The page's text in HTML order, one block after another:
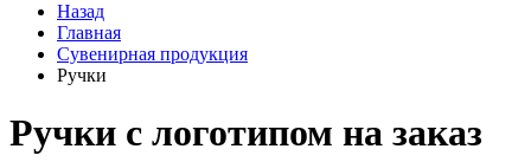
Назад
Главная
Сувенирная продукция
Ручки
Ручки с логотипом на заказ